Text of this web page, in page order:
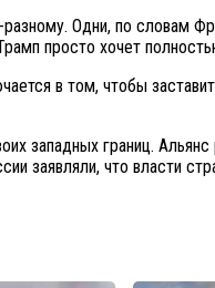
Одни, по словам
просто хочет
в том, чтобы
западных границ.
заявляли, что власти